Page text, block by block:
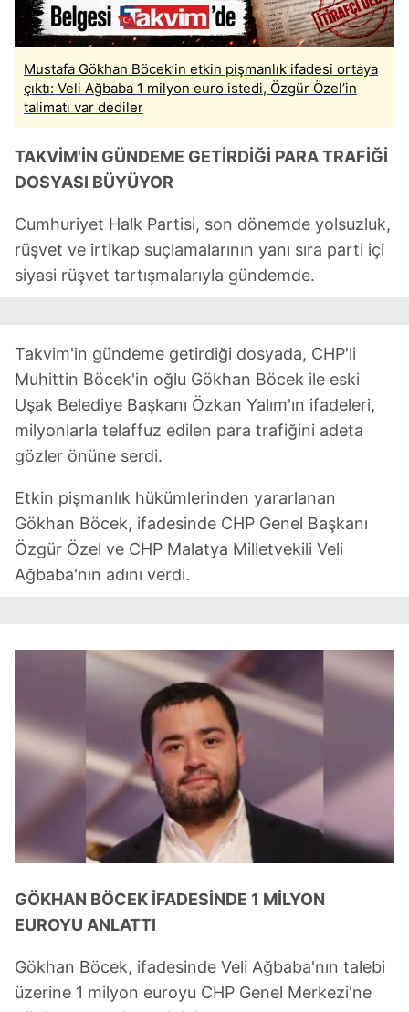
Mustafa Gökhan Böcek’in etkin pişmanlık ifadesi ortaya
çıktı: Veli Ağbaba 1 milyon euro istedi, Özgür Özel’in
talimatı var dediler
TAKVİM'İN GÜNDEME GETİRDİĞİ PARA TRAFİĞİ
DOSYASI BÜYÜYOR
Cumhuriyet Halk Partisi, son dönemde yolsuzluk,
rüşvet ve irtikap suçlamalarının yanı sıra parti içi
siyasi rüşvet tartışmalarıyla gündemde.
Takvim'in gündeme getirdiği dosyada, CHP'li
Muhittin Böcek'in oğlu Gökhan Böcek ile eski
Uşak Belediye Başkanı Özkan Yalım'ın ifadeleri,
milyonlarla telaffuz edilen para trafiğini adeta
gözler önüne serdi.
Etkin pişmanlık hükümlerinden yararlanan
Gökhan Böcek, ifadesinde CHP Genel Başkanı
Özgür Özel ve CHP Malatya Milletvekili Veli
Ağbaba'nın adını verdi.
GÖKHAN BÖCEK İFADESİNDE 1 MİLYON
EUROYU ANLATTI
Gökhan Böcek, ifadesinde Veli Ağbaba'nın talebi
üzerine 1 milyon euroyu CHP Genel Merkezi'ne